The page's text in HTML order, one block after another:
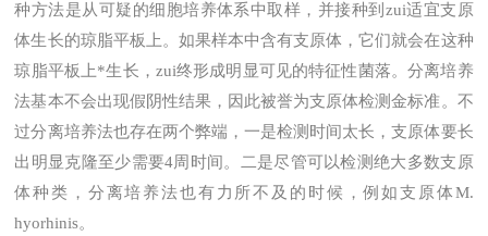
种方法是从可疑的细胞培养体系中取样，并接种到zui适宜支原
体生长的琼脂平板上。如果样本中含有支原体，它们就会在这种
琼脂平板上*生长，zui终形成明显可见的特征性菌落。分离培养
法基本不会出现假阴性结果，因此被誉为支原体检测金标准。不
过分离培养法也存在两个弊端，一是检测时间太长，支原体要长
出明显克隆至少需要4周时间。二是尽管可以检测绝大多数支原
体种类，分离培养法也有力所不及的时候，例如支原体M.
hyorhinis。